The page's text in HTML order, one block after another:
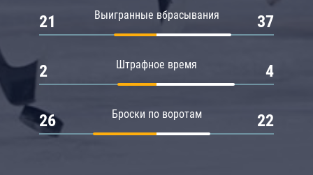
Выигранные вбрасывания
21 37
Штрафное время
2 4
Броски по воротам
26 22